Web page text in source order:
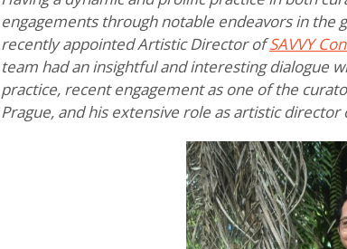
engagements through notable endeavors in the
recently appointed Artistic Director ofSAVVY
team had an insightful and interesting dialogue
practice, recent engagement as one of the
Prague, and his extensive role as artistic director